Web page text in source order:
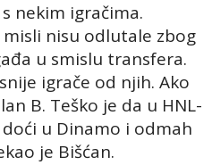
nekim igračima.
nisu odlutale zbog
u smislu transfera.
igrače od njih. Ako
B. Teško je da u HNL-
u Dinamo i odmah
je Bišćan.